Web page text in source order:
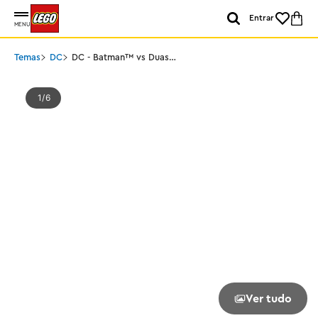
MENU
Entrar
Temas DC
DC - Batman™ vs Duas-
1 6
Ver tudo